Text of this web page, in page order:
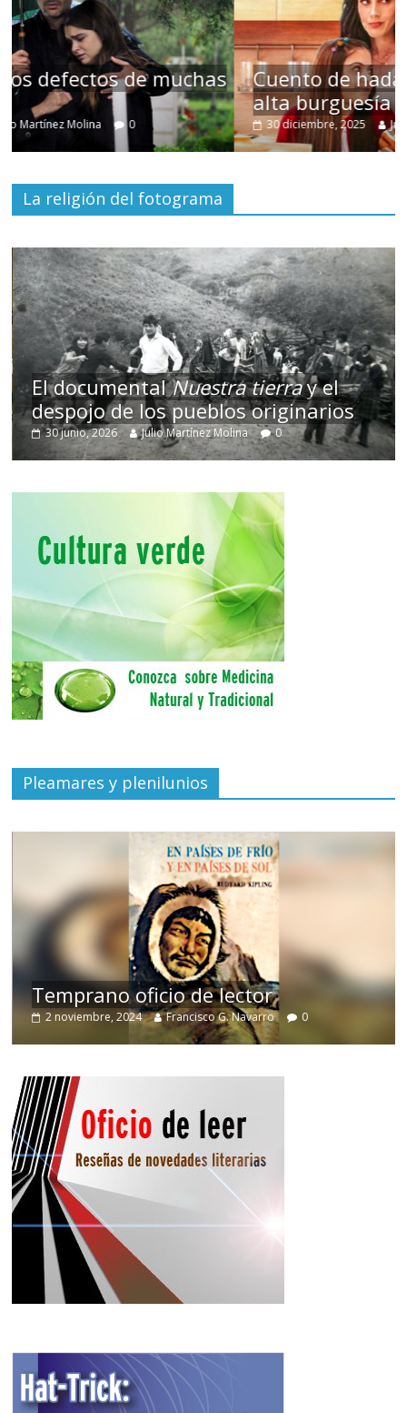
Cuento de hadas interclasista en la
alta burguesía mexicana
30 diciembre, 2025 Julio Martínez Molina 0
La religión del fotograma
El documentalNuestra tierray el
despojo de los pueblos originarios
30 junio, 2026 Julio Martínez Molina 0
Pleamares y plenilunios
Temprano oficio de lector
2 noviembre, 2024 Francisco G. Navarro 0